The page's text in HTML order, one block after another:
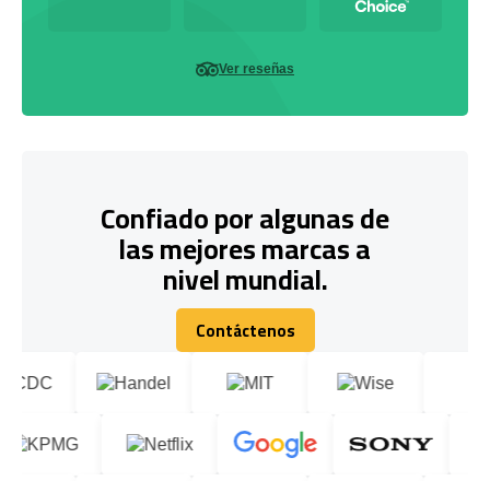
Ver reseñas
Confiado por algunas de
las mejores marcas a
nivel mundial.
Contáctenos
Contáctenos